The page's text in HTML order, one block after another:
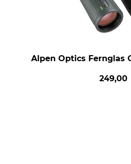
Alpen Optics Fernglas
249,00